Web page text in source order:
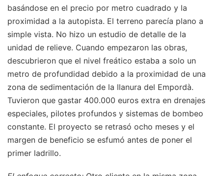
basándose en el precio por metro cuadrado y la
proximidad a la autopista. El terreno parecía plano a
simple vista. No hizo un estudio de detalle de la
unidad de relieve. Cuando empezaron las obras,
descubrieron que el nivel freático estaba a solo un
metro de profundidad debido a la proximidad de una
zona de sedimentación de la llanura del Empordà.
Tuvieron que gastar 400.000 euros extra en drenajes
especiales, pilotes profundos y sistemas de bombeo
constante. El proyecto se retrasó ocho meses y el
margen de beneficio se esfumó antes de poner el
primer ladrillo.